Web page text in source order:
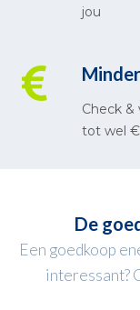
jou
Check &
tot wel
De
Een goedkoop
interessant?